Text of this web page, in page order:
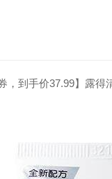
，到手价37.99】露